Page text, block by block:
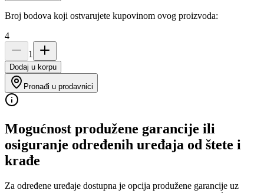
Broj bodova koji ostvarujete kupovinom ovog proizvoda:
4
1
Dodaj u korpu
Pronađi u prodavnici
Mogućnost produžene garancije ili
osiguranje određenih uređaja od štete i
krađe
Za određene uređaje dostupna je opcija produžene garancije uz